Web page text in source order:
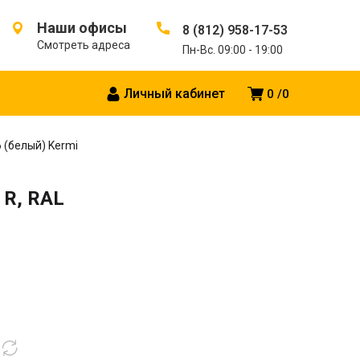
Наши офисы
Смотреть адреса
8 (812) 958-17-53
Пн-Вс. 09:00 - 19:00
0 0
Личный кабинет
(белый) Kermi
RAL